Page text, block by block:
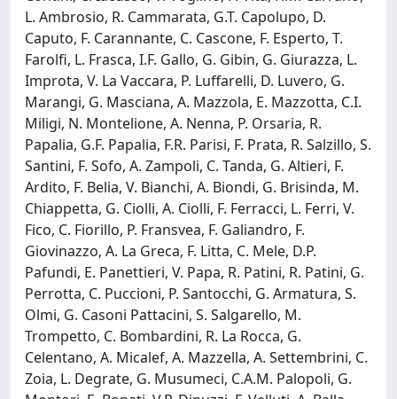
L. Ambrosio, R. Cammarata, G.T. Capolupo, D.
Caputo, F. Carannante, C. Cascone, F. Esperto, T.
Farolfi, L. Frasca, I.F. Gallo, G. Gibin, G. Giurazza, L.
Improta, V. La Vaccara, P. Luffarelli, D. Luvero, G.
Marangi, G. Masciana, A. Mazzola, E. Mazzotta, C.I.
Miligi, N. Montelione, A. Nenna, P. Orsaria, R.
Papalia, G.F. Papalia, F.R. Parisi, F. Prata, R. Salzillo, S.
Santini, F. Sofo, A. Zampoli, C. Tanda, G. Altieri, F.
Ardito, F. Belia, V. Bianchi, A. Biondi, G. Brisinda, M.
Chiappetta, G. Ciolli, A. Ciolli, F. Ferracci, L. Ferri, V.
Fico, C. Fiorillo, P. Fransvea, F. Galiandro, F.
Giovinazzo, A. La Greca, F. Litta, C. Mele, D.P.
Pafundi, E. Panettieri, V. Papa, R. Patini, R. Patini, G.
Perrotta, C. Puccioni, P. Santocchi, G. Armatura, S.
Olmi, G. Casoni Pattacini, S. Salgarello, M.
Trompetto, C. Bombardini, R. La Rocca, G.
Celentano, A. Micalef, A. Mazzella, A. Settembrini, C.
Zoia, L. Degrate, G. Musumeci, C.A.M. Palopoli, G.